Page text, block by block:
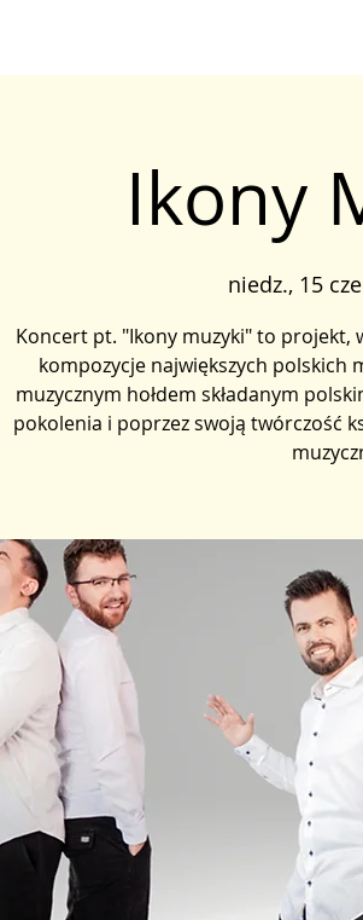
Ikony
niedz., 15 cze
Koncert pt. "Ikony muzyki" to projekt,
kompozycje największych polskich
muzycznym hołdem składanym
pokolenia i poprzez swoją twórczość